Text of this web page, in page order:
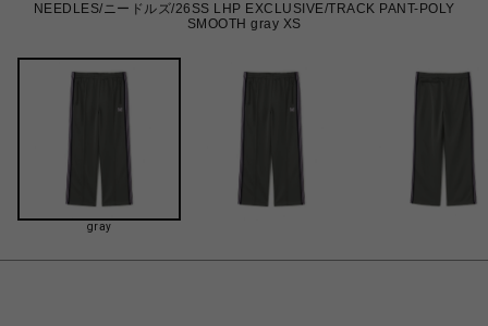
NEEDLES/ニードルズ/26SS LHP EXCLUSIVE/TRACK PANT-POLY
SMOOTH gray XS
gray